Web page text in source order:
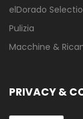
elDorado
Pulizia
Macchine &
PRIVACY &